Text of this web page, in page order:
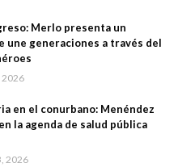
Merlo presenta un
une generaciones a través del
2026
en el conurbano: Menéndez
la agenda de salud pública
2026